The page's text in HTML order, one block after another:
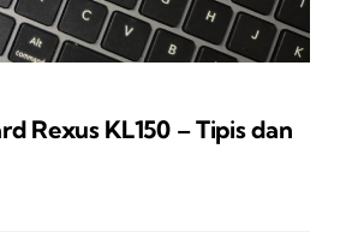
Rexus KL150 – Tipis dan